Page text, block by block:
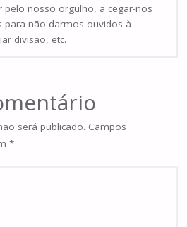
pelo nosso orgulho, a cegar-nos
para não darmos ouvidos à
divisão, etc.
será publicado. Campos
*